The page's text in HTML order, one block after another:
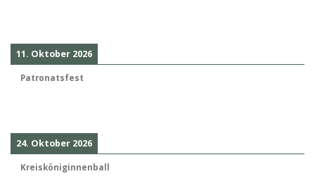
11. Oktober 2026
Patronatsfest
24. Oktober 2026
Kreisköniginnenball